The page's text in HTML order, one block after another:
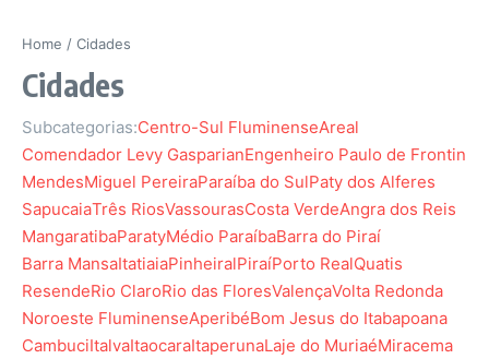
Home / Cidades
Cidades
Subcategorias:Centro-Sul FluminenseAreal
Comendador Levy GasparianEngenheiro Paulo de Frontin
MendesMiguel PereiraParaíba do SulPaty dos Alferes
SapucaiaTrês RiosVassourasCosta VerdeAngra dos Reis
MangaratibaParatyMédio ParaíbaBarra do Piraí
Barra MansaItatiaiaPinheiralPiraíPorto RealQuatis
ResendeRio ClaroRio das FloresValençaVolta Redonda
Noroeste FluminenseAperibéBom Jesus do Itabapoana
CambuciItalvaItaocaraItaperunaLaje do MuriaéMiracema